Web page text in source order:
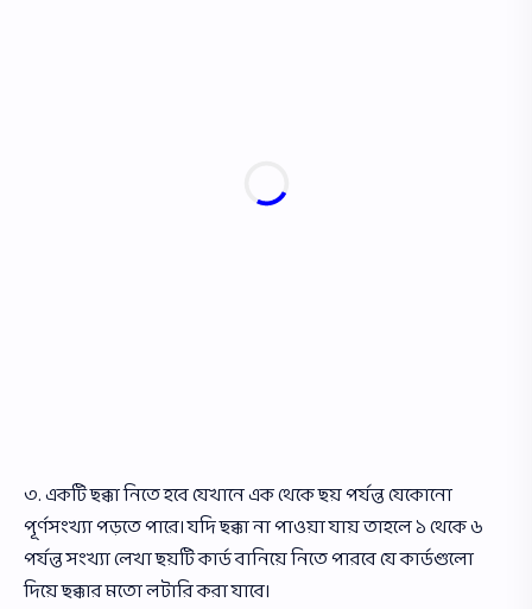
৩. একটি ছক্কা নিতে হবে যেখানে এক থেকে ছয় পর্যন্ত যেকোনাে
পূর্ণসংখ্যা পড়তে পারে। যদি ছক্কা না পাওয়া যায় তাহলে ১ থেকে ৬
পর্যন্ত সংখ্যা লেখা ছয়টি কার্ড বানিয়ে নিতে পারবে যে কার্ডগুলাে
দিয়ে ছক্কার মতাে লটারি করা যাবে।